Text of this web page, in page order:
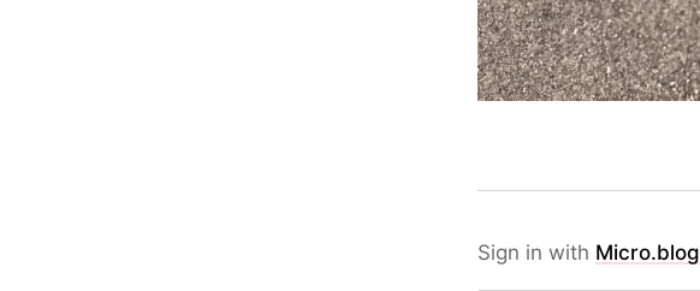
Sign in with Micro.blog